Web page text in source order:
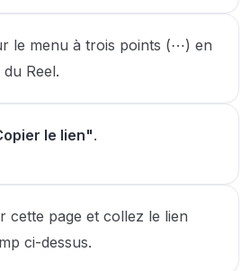
le menu à trois points (⋯) en
Reel.
le lien".
cette page et collez le lien
ci-dessus.